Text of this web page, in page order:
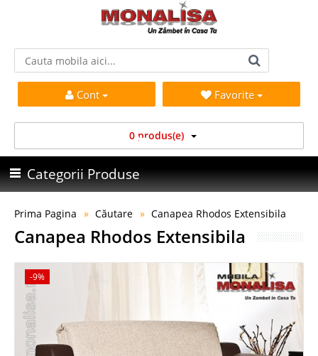
Cont Favorite
0 produs(e)
Categorii Produse
Prima Pagina Căutare Canapea Rhodos Extensibila
Canapea Rhodos Extensibila
-9%